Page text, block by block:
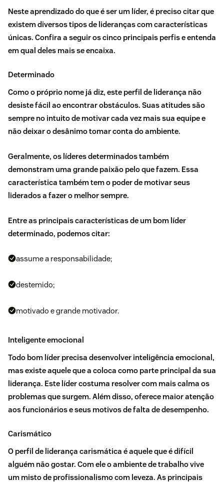
Neste aprendizado do que é ser um líder, é preciso citar que
existem diversos tipos de lideranças com características
únicas. Confira a seguir os cinco principais perfis e entenda
em qual deles mais se encaixa.
Determinado
Como o próprio nome já diz, este perfil de liderança não
desiste fácil ao encontrar obstáculos. Suas atitudes são
sempre no intuito de motivar cada vez mais sua equipe e
não deixar o desânimo tomar conta do ambiente.
Geralmente, os líderes determinados também
demonstram uma grande paixão pelo que fazem. Essa
característica também tem o poder de motivar seus
liderados a fazer o melhor sempre.
Entre as principais características de um bom líder
determinado, podemos citar:
assume a responsabilidade;
destemido;
motivado e grande motivador.
Inteligente emocional
Todo bom líder precisa desenvolver inteligência emocional ,
mas existe aquele que a coloca como parte principal da sua
liderança. Este líder costuma resolver com mais calma os
problemas que surgem. Além disso, oferece maior atenção
aos funcionários e seus motivos de falta de desempenho.
Carismático
O perfil de liderança carismática é aquele que é difícil
alguém não gostar. Com ele o ambiente de trabalho vive
um misto de profissionalismo com leveza. As principais